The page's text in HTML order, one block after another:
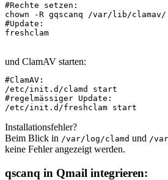
#Rechte setzen:
chown -R gqscanq /var/lib/clamav/
#Update:
freshclam
und ClamAV starten:
#ClamAV:
/etc/init.d/clamd start
#regelmässiger Update:
/etc/init.d/freshclam start
Installationsfehler?
Beim Blick in /var/log/clamd und /
keine Fehler angezeigt werden.
qscanq in Qmail integrieren: